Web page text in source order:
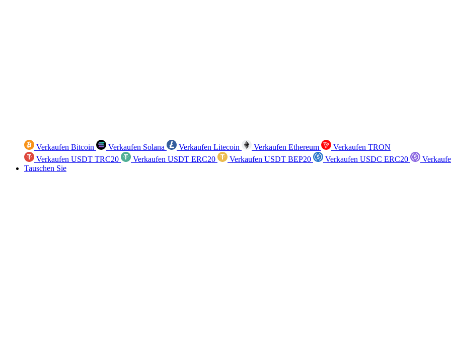
Verkaufen Bitcoin Verkaufen Solana Verkaufen Litecoin Verkaufen Ethereum
Verkaufen TRON
Verkaufen USDT TRC20
Verkaufen USDT ERC20 Verkaufen USDT BEP20 Verkaufen USDC ERC20
Tauschen Sie